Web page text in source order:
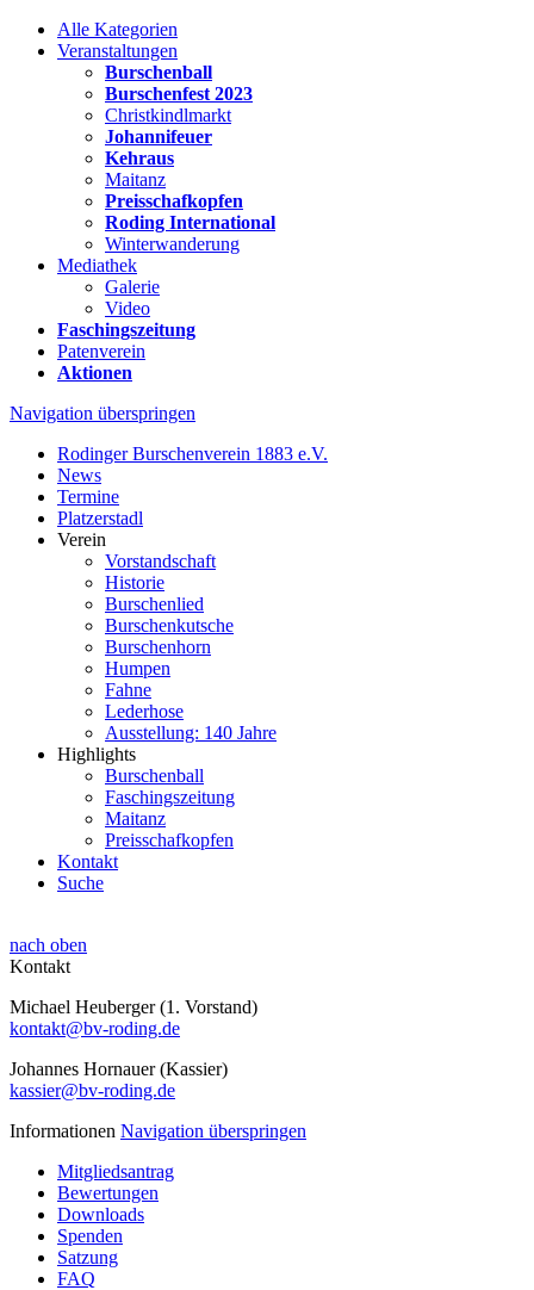
Alle Kategorien
Veranstaltungen
Burschenball
Burschenfest 2023
Christkindlmarkt
Johannifeuer
Kehraus
Maitanz
Preisschafkopfen
Roding International
Winterwanderung
Mediathek
Galerie
Video
Faschingszeitung
Patenverein
Aktionen
Navigation überspringen
Rodinger Burschenverein 1883 e.V.
News
Termine
Platzerstadl
Verein
Vorstandschaft
Historie
Burschenlied
Burschenkutsche
Burschenhorn
Humpen
Fahne
Lederhose
Ausstellung: 140 Jahre
Highlights
Burschenball
Faschingszeitung
Maitanz
Preisschafkopfen
Kontakt
Suche
nach oben
Kontakt
Michael Heuberger (1. Vorstand)
kontakt@bv-roding.de
Johannes Hornauer (Kassier)
kassier@bv-roding.de
Informationen Navigation überspringen
Mitgliedsantrag
Bewertungen
Downloads
Spenden
Satzung
FAQ